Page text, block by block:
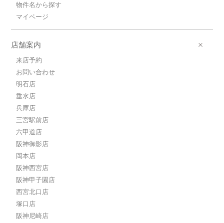
物件名から探す
マイページ
店舗案内
来店予約
お問い合わせ
明石店
垂水店
兵庫店
三宮駅前店
六甲道店
阪神御影店
岡本店
阪神西宮店
阪神甲子園店
西宮北口店
塚口店
阪神尼崎店